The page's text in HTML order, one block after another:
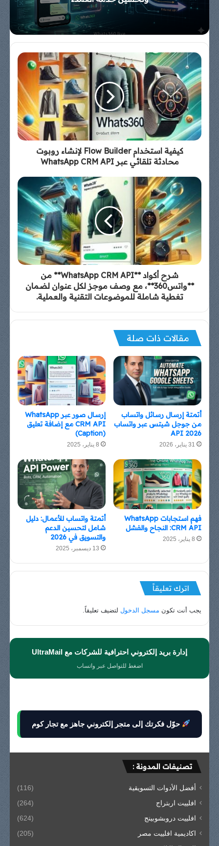
كيفية استخدام Flow Builder لإنشاء روبوت
محادثة تلقائي عبر WhatsApp CRM API
شرح أكواد **WhatsApp CRM API** من
**واتس360**، مع وصف موجز لكل عنوان لضمان
تغطية شاملة للموضوعات التقنية والعملية.
مقالات ذات صلة
أتمتة إرسال رسائل واتساب
من جوجل شيتس عبر واتساب
API 2026
31 يناير، 2026
إرسال صور عبر WhatsApp
CRM API مع إضافة تعليق
(Caption)
8 يناير، 2025
فهم استجابات WhatsApp
CRM API: النجاح والفشل
8 يناير، 2025
أتمتة واتساب للأعمال: دليل
شامل لتحسين الدعم
والتسويق في 2026
13 ديسمبر، 2025
اترك تعليقاً
يجب أنت تكون مسجل الدخول لتضيف تعليقاً.
إدارة بريد إلكتروني احترافية للشركات مع UltraMail
اضغط للتواصل عبر واتساب
حوّل فكرتك إلى متجر إلكتروني جاهز مع تجار كوم
تصنيفات المدونة :
أفضل الأدوات التسويقية (116)
افلييت اربتراج (264)
افلييت دروبشوبينج (624)
اكاديمية افلييت مصر (205)